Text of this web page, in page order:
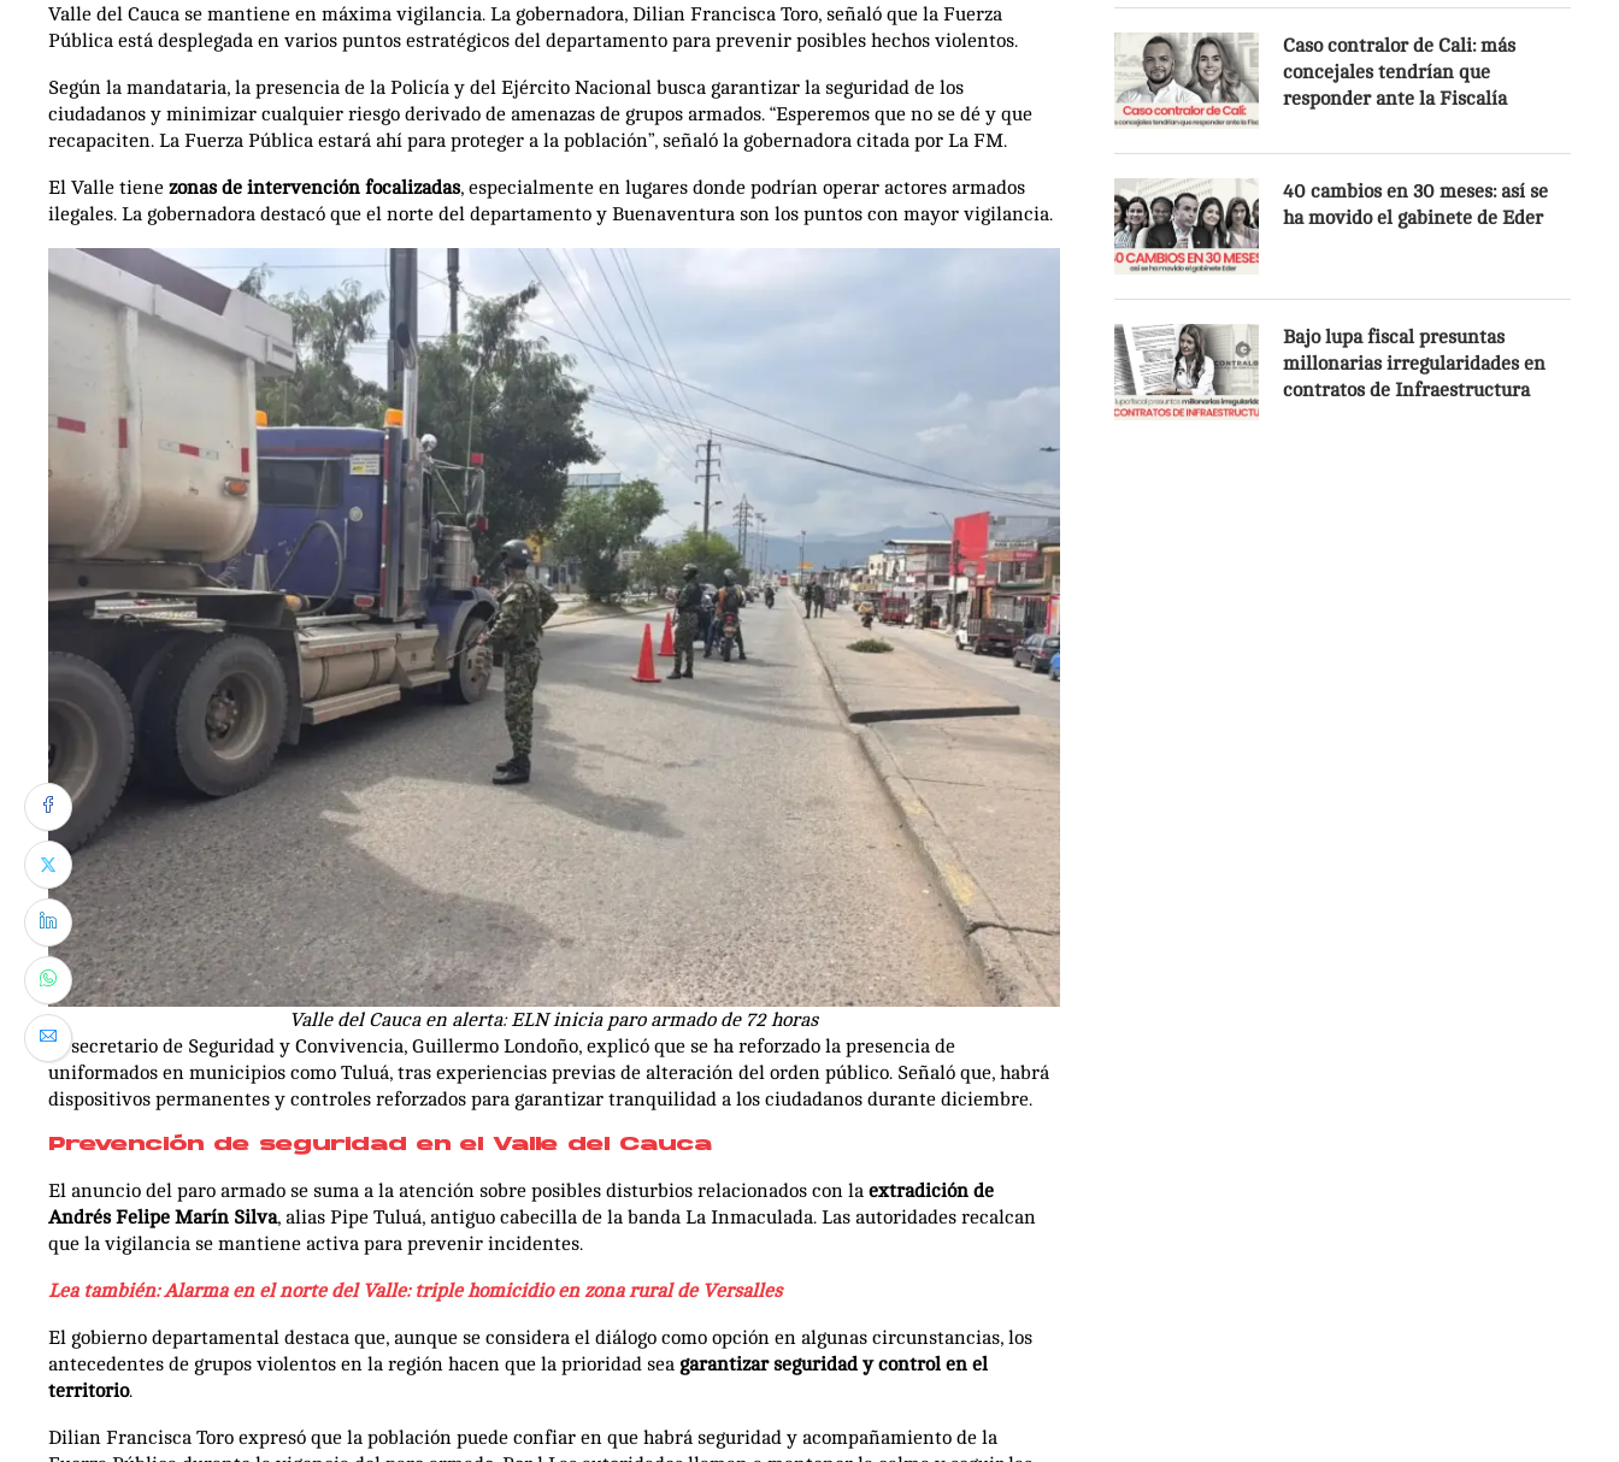
Valle del Cauca se mantiene en máxima vigilancia. La gobernadora, Dilian Francisca Toro, señaló que la Fuerza
Pública está desplegada en varios puntos estratégicos del departamento para prevenir posibles hechos violentos.
Según la mandataria, la presencia de la Policía y del Ejército Nacional busca garantizar la seguridad de los
ciudadanos y minimizar cualquier riesgo derivado de amenazas de grupos armados. “Esperemos que no se dé y que
recapaciten. La Fuerza Pública estará ahí para proteger a la población”, señaló la gobernadora citada por La FM.
El Valle tiene zonas de intervención focalizadas, especialmente en lugares donde podrían operar actores armados
ilegales. La gobernadora destacó que el norte del departamento y Buenaventura son los puntos con mayor vigilancia.
Valle del Cauca en alerta: ELN inicia paro armado de 72 horas
El secretario de Seguridad y Convivencia, Guillermo Londoño, explicó que se ha reforzado la presencia de
uniformados en municipios como Tuluá, tras experiencias previas de alteración del orden público. Señaló que, habrá
dispositivos permanentes y controles reforzados para garantizar tranquilidad a los ciudadanos durante diciembre.
Prevención de seguridad en el Valle del Cauca
El anuncio del paro armado se suma a la atención sobre posibles disturbios relacionados con la extradición de
Andrés Felipe Marín Silva, alias Pipe Tuluá, antiguo cabecilla de la banda La Inmaculada. Las autoridades recalcan
que la vigilancia se mantiene activa para prevenir incidentes.
Lea también: Alarma en el norte del Valle: triple homicidio en zona rural de Versalles
El gobierno departamental destaca que, aunque se considera el diálogo como opción en algunas circunstancias, los
antecedentes de grupos violentos en la región hacen que la prioridad sea garantizar seguridad y control en el
territorio.
Dilian Francisca Toro expresó que la población puede confiar en que habrá seguridad y acompañamiento de la
Caso contralor de Cali: más
concejales tendrían que
responder ante la Fiscalía
40 cambios en 30 meses: así se
ha movido el gabinete de Eder
Bajo lupa fiscal presuntas
millonarias irregularidades en
contratos de Infraestructura